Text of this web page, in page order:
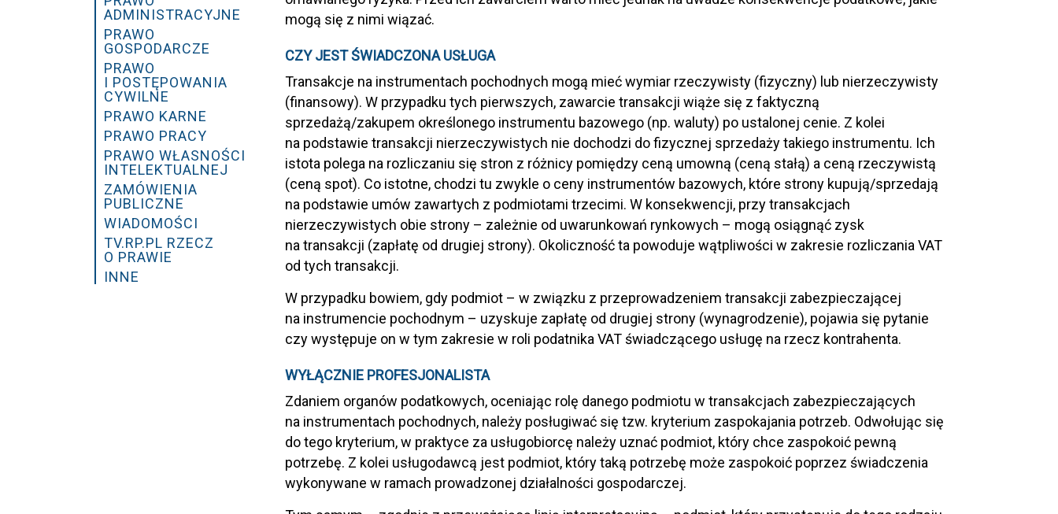
mogą się z nimi wiązać.
CZY JEST ŚWIADCZONA USŁUGA
Transakcje na instrumentach pochodnych mogą mieć wymiar rzeczywisty (fizyczny) lub nierzeczywisty
(finansowy). W przypadku tych pierwszych, zawarcie transakcji wiąże się z faktyczną
sprzedażą/zakupem określonego instrumentu bazowego (np. waluty) po ustalonej cenie. Z kolei
na podstawie transakcji nierzeczywistych nie dochodzi do fizycznej sprzedaży takiego instrumentu. Ich
istota polega na rozliczaniu się stron z różnicy pomiędzy ceną umowną (ceną stałą) a ceną rzeczywistą
(ceną spot). Co istotne, chodzi tu zwykle o ceny instrumentów bazowych, które strony kupują/sprzedają
na podstawie umów zawartych z podmiotami trzecimi. W konsekwencji, przy transakcjach
nierzeczywistych obie strony – zależnie od uwarunkowań rynkowych – mogą osiągnąć zysk
na transakcji (zapłatę od drugiej strony). Okoliczność ta powoduje wątpliwości w zakresie rozliczania VAT
od tych transakcji.
W przypadku bowiem, gdy podmiot – w związku z przeprowadzeniem transakcji zabezpieczającej
na instrumencie pochodnym – uzyskuje zapłatę od drugiej strony (wynagrodzenie), pojawia się pytanie
czy występuje on w tym zakresie w roli podatnika VAT świadczącego usługę na rzecz kontrahenta.
WYŁĄCZNIE PROFESJONALISTA
Zdaniem organów podatkowych, oceniając rolę danego podmiotu w transakcjach zabezpieczających
na instrumentach pochodnych, należy posługiwać się tzw. kryterium zaspokajania potrzeb. Odwołując się
do tego kryterium, w praktyce za usługobiorcę należy uznać podmiot, który chce zaspokoić pewną
potrzebę. Z kolei usługodawcą jest podmiot, który taką potrzebę może zaspokoić poprzez świadczenia
wykonywane w ramach prowadzonej działalności gospodarczej.
ADMINISTRACYJNE
PRAWO
GOSPODARCZE
PRAWO
I POSTĘPOWANIA
CYWILNE
PRAWO KARNE
PRAWO PRACY
PRAWO WŁASNOŚCI
INTELEKTUALNEJ
ZAMÓWIENIA
PUBLICZNE
WIADOMOŚCI
TV.RP.PL RZECZ
O PRAWIE
INNE